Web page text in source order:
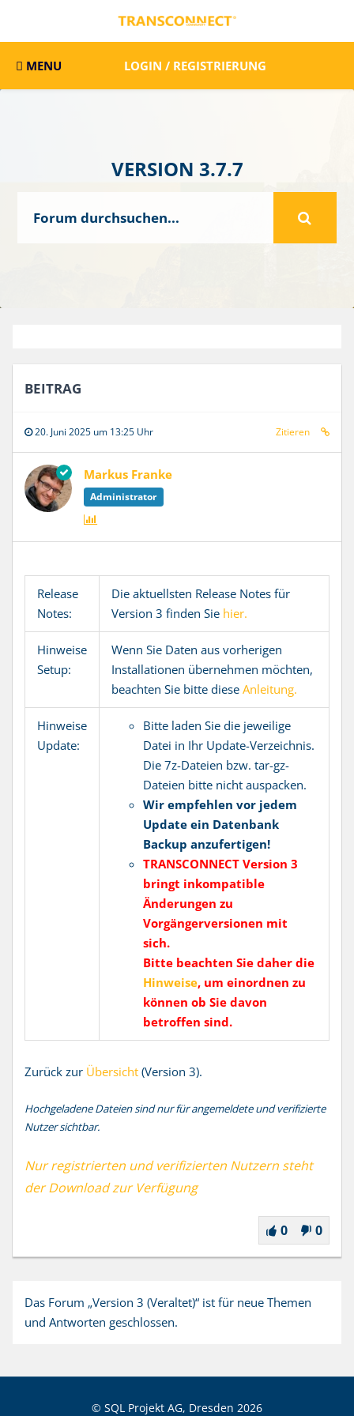
MENU LOGIN / REGISTRIERUNG
VERSION 3.7.7
BEITRAG
20. Juni 2025 um 13:25 Uhr Zitieren
Markus Franke
Administrator
Release
Notes:
Die aktuellsten Release Notes für
Version 3 finden Sie hier.
Hinweise
Setup:
Wenn Sie Daten aus vorherigen
Installationen übernehmen möchten,
beachten Sie bitte diese Anleitung.
Hinweise
Update:
Bitte laden Sie die jeweilige
Datei in Ihr Update-Verzeichnis.
Die 7z-Dateien bzw. tar-gz-
Dateien bitte nicht auspacken.
Wir empfehlen vor jedem
Update ein Datenbank
Backup anzufertigen!
TRANSCONNECT Version 3
bringt inkompatible
Änderungen zu
Vorgängerversionen mit
sich.
Bitte beachten Sie daher die
Hinweise, um einordnen zu
können ob Sie davon
betroffen sind.
Zurück zur Übersicht (Version 3).
Hochgeladene Dateien sind nur für angemeldete und verifizierte
Nutzer sichtbar.
Nur registrierten und verifizierten Nutzern steht
der Download zur Verfügung
0 0
Das Forum „Version 3 (Veraltet)“ ist für neue Themen
und Antworten geschlossen.
© SQL Projekt AG, Dresden 2026